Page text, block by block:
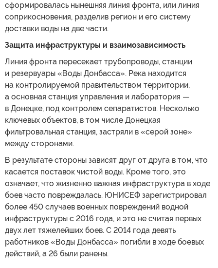
сформировалась нынешняя линия фронта, или линия
соприкосновения, разделив регион и его систему
доставки воды на две части.
Защита инфраструктуры и взаимозависимость
Линия фронта пересекает трубопроводы, станции
и резервуары «Воды Донбасса». Река находится
на контролируемой правительством территории,
а основная станция управления и лаборатория —
в Донецке, под контролем сепаратистов. Несколько
ключевых объектов, в том числе Донецкая
фильтровальная станция, застряли в «серой зоне»
между сторонами.
В результате стороны зависят друг от друга в том, что
касается поставок чистой воды. Кроме того, это
означает, что жизненно важная инфраструктура в ходе
боев часто повреждалась. ЮНИСЕФ зарегистрировал
более 450 случаев военных повреждений водной
инфраструктуры с 2016 года, и это не считая первых
двух лет тяжелейших боев. С 2014 года девять
работников «Воды Донбасса» погибли в ходе боевых
действий, а 26 были ранены.